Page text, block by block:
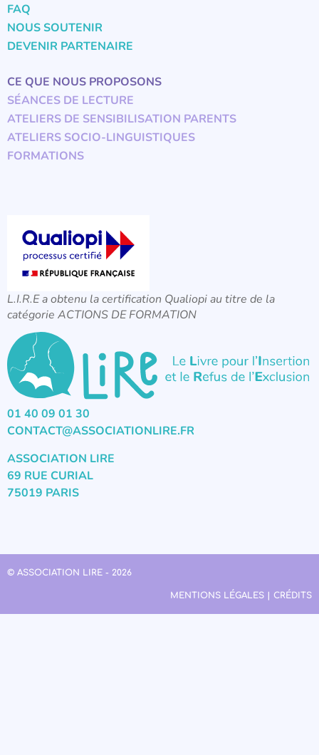
FAQ
NOUS SOUTENIR
DEVENIR PARTENAIRE
CE QUE NOUS PROPOSONS
SÉANCES DE LECTURE
ATELIERS DE SENSIBILISATION PARENTS
ATELIERS SOCIO-LINGUISTIQUES
FORMATIONS
L.I.R.E a obtenu la certification Qualiopi au titre de la
catégorie ACTIONS DE FORMATION
01 40 09 01 30
CONTACT@ASSOCIATIONLIRE.FR
ASSOCIATION LIRE
69 RUE CURIAL
75019 PARIS
© ASSOCIATION LIRE - 2026
MENTIONS LÉGALES | CRÉDITS